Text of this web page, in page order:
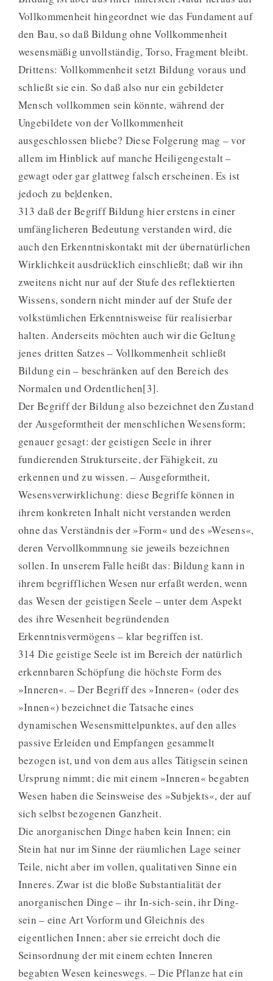
Vollkommenheit hingeordnet wie das Fundament auf
den Bau, so daß Bildung ohne Vollkommenheit
wesensmäßig unvollständig, Torso, Fragment bleibt.
Drittens: Vollkommenheit setzt Bildung voraus und
schließt sie ein. So daß also nur ein gebildeter
Mensch vollkommen sein könnte, während der
Ungebildete von der Vollkommenheit
ausgeschlossen bliebe? Diese Folgerung mag – vor
allem im Hinblick auf manche Heiligengestalt –
gewagt oder gar glattweg falsch erscheinen. Es ist
jedoch zu be|denken,
313 daß der Begriff Bildung hier erstens in einer
umfänglicheren Bedeutung verstanden wird, die
auch den Erkenntniskontakt mit der übernatürlichen
Wirklichkeit ausdrücklich einschließt; daß wir ihn
zweitens nicht nur auf der Stufe des reflektierten
Wissens, sondern nicht minder auf der Stufe der
volkstümlichen Erkenntnisweise für realisierbar
halten. Anderseits möchten auch wir die Geltung
jenes dritten Satzes – Vollkommenheit schließt
Bildung ein – beschränken auf den Bereich des
Normalen und Ordentlichen[3].
Der Begriff der Bildung also bezeichnet den Zustand
der Ausgeformtheit der menschlichen Wesensform;
genauer gesagt: der geistigen Seele in ihrer
fundierenden Strukturseite, der Fähigkeit, zu
erkennen und zu wissen. – Ausgeformtheit,
Wesensverwirklichung: diese Begriffe können in
ihrem konkreten Inhalt nicht verstanden werden
ohne das Verständnis der »Form« und des »Wesens«,
deren Vervollkommnung sie jeweils bezeichnen
sollen. In unserem Falle heißt das: Bildung kann in
ihrem begrifflichen Wesen nur erfaßt werden, wenn
das Wesen der geistigen Seele – unter dem Aspekt
des ihre Wesenheit begründenden
Erkenntnisvermögens – klar begriffen ist.
314 Die geistige Seele ist im Bereich der natürlich
erkennbaren Schöpfung die höchste Form des
»Inneren«. – Der Begriff des »Inneren« (oder des
»Innen«) bezeichnet die Tatsache eines
dynamischen Wesensmittelpunktes, auf den alles
passive Erleiden und Empfangen gesammelt
bezogen ist, und von dem aus alles Tätigsein seinen
Ursprung nimmt; die mit einem »Inneren« begabten
Wesen haben die Seinsweise des »Subjekts«, der auf
sich selbst bezogenen Ganzheit.
Die anorganischen Dinge haben kein Innen; ein
Stein hat nur im Sinne der räumlichen Lage seiner
Teile, nicht aber im vollen, qualitativen Sinne ein
Inneres. Zwar ist die bloße Substantialität der
anorganischen Dinge – ihr In-sich-sein, ihr Ding-
sein – eine Art Vorform und Gleichnis des
eigentlichen Innen; aber sie erreicht doch die
Seinsordnung der mit einem echten Inneren
begabten Wesen keineswegs. – Die Pflanze hat ein